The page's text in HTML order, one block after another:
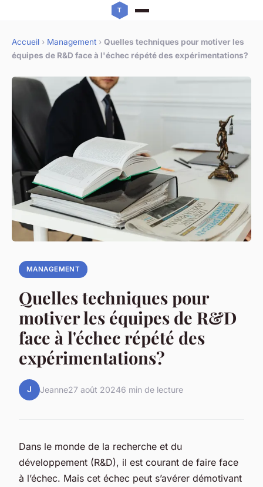
Accueil › Management › Quelles techniques pour motiver les
équipes de R&D face à l'échec répété des expérimentations?
MANAGEMENT
Quelles techniques pour
motiver les équipes de R&D
face à l'échec répété des
expérimentations?
J Jeanne27 août 20246 min de lecture
Dans le monde de la recherche et du
développement (R&D), il est courant de faire face
à l’échec. Mais cet échec peut s’avérer démotivant